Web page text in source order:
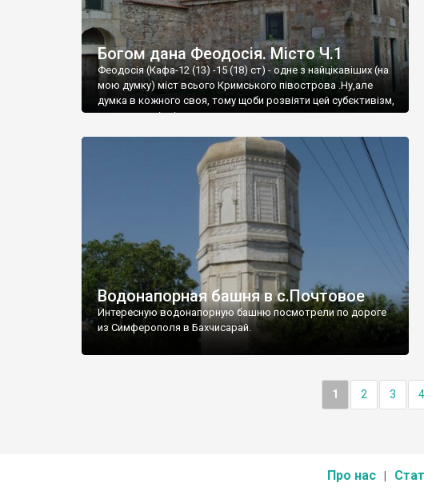
Богом дана Феодосія. Місто Ч.1
Феодосія (Кафа-12 (13) -15 (18) ст) - одне з найцікавіших (на
мою думку) міст всього Кримського півострова .Ну,але
думка в кожного своя, тому щоби розвіяти цей субєктивізм,
запрошую відвідати це
Водонапорная башня в с.Почтовое
Интересную водонапорную башню посмотрели по дороге
из Симферополя в Бахчисарай.
1 2 3 4
Про нас